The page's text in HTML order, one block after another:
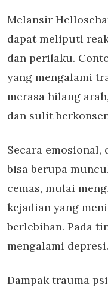
Melansir
dapat meliputi
dan perilaku.
yang mengalami
merasa hilang
dan sulit
Secara
bisa berupa
cemas, mulai
kejadian yang
berlebihan. Pada
mengalami depresi.
Dampak trauma